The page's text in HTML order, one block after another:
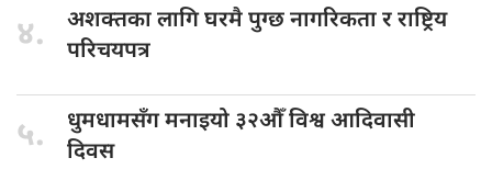
४. अशक्तका लागिघरमै पुग्छ नागरिकता र राष्ट्रिय
परिचयपत्र
५. धुमधामसँग मनाइयो ३२औँ विश्व आदिवासी
दिवस